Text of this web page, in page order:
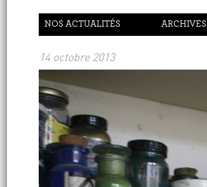
NOS ACTUALITÉS ARCHIVES
14 octobre 2013